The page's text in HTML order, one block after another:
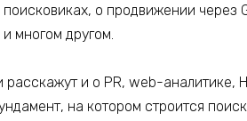
о продвижении через
многом другом.
и о PR, web-аналитике,
на котором строится